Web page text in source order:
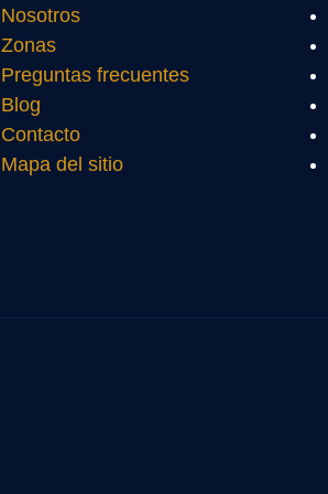
Nosotros
Zonas
Preguntas frecuentes
Blog
Contacto
Mapa del sitio